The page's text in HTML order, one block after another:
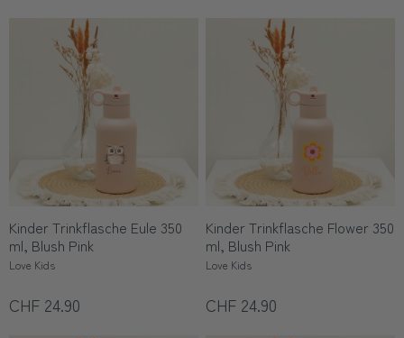
Kinder Trinkflasche Eule 350
ml, Blush Pink
Love Kids
CHF 24.90
Kinder Trinkflasche Flower 350
ml, Blush Pink
Love Kids
CHF 24.90